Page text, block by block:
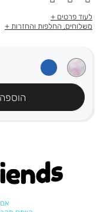
לעוד פרטים
משלוחים, החלפות והחזרות
אם